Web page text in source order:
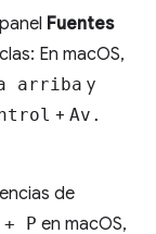
Fuentes
En macOS,
arriba y
+ Av.
de
P en macOS,